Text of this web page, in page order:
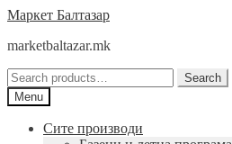
Skip
navigation
Skip
content
Маркет Балтазар
marketbaltazar.mk
Search
for:
Search
Menu
Сите производи